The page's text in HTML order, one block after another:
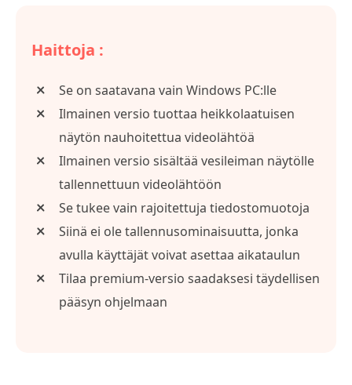
Haittoja :
Se on saatavana vain Windows PC:lle
Ilmainen versio tuottaa heikkolaatuisen
näytön nauhoitettua videolähtöä
Ilmainen versio sisältää vesileiman näytölle
tallennettuun videolähtöön
Se tukee vain rajoitettuja tiedostomuotoja
Siinä ei ole tallennusominaisuutta, jonka
avulla käyttäjät voivat asettaa aikataulun
Tilaa premium-versio saadaksesi täydellisen
pääsyn ohjelmaan